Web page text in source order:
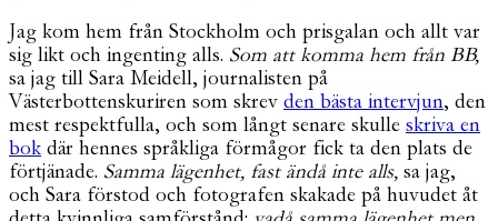
Jag kom hem från Stockholm och prisgalan och allt var
sig likt och ingenting alls. Som att komma hem från BB,
sa jag till Sara Meidell, journalisten på
Västerbottenskuriren som skrev den bästa intervjun, den
mest respektfulla, och som långt senare skulle skriva en
bok där hennes språkliga förmågor fick ta den plats de
förtjänade. Samma lägenhet, fast ändå inte alls, sa jag,
och Sara förstod och fotografen skakade på huvudet åt